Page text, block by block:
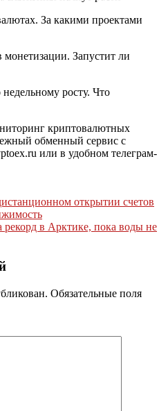
За какими проектами
Запустит ли
росту. Что
криптовалютных
обменный сервис с
или в удобном телеграм-
открытии счетов
рекорд в Арктике, пока воды не
Обязательные поля